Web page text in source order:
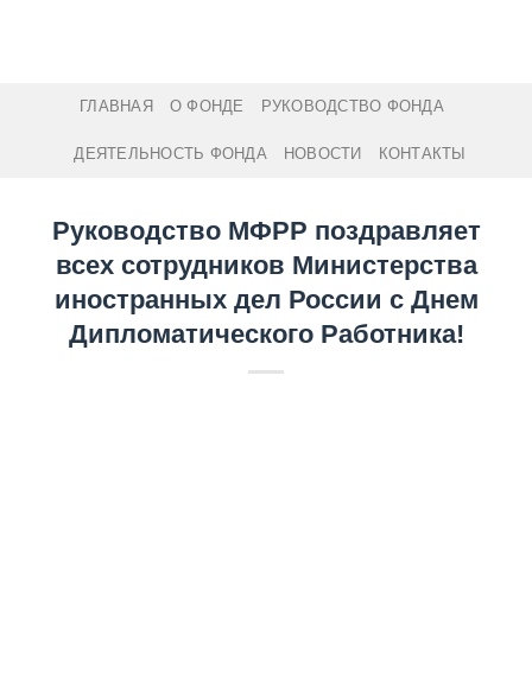
ГЛАВНАЯ О ФОНДЕ РУКОВОДСТВО ФОНДА
ДЕЯТЕЛЬНОСТЬ ФОНДА НОВОСТИ КОНТАКТЫ
Руководство МФРР поздравляет
всех сотрудников Министерства
иностранных дел России с Днем
Дипломатического Работника!